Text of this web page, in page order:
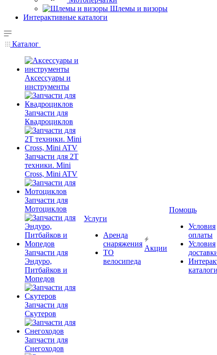
Шлемы и визоры
Интерактивные каталоги
Каталог
Аксессуары и
инструменты
Запчасти для
Квадроциклов
Запчасти для 2T
техники. Mini
Cross, Mini ATV
Запчасти для
Мотоциклов
Запчасти для
Эндуро,
Питбайков и
Мопедов
Запчасти для
Скутеров
Запчасти для
Снегоходов
Услуги
Аренда
снаряжения
ТО
велосипеда
Акции
Помощь
Условия
оплаты
Условия